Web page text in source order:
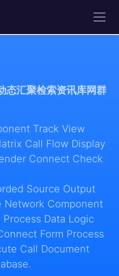
态汇聚检索资讯库网群
Track View
Call Flow Display
Connect Check
Source Output
Network Component
Data Logic
Form Process
Call Document